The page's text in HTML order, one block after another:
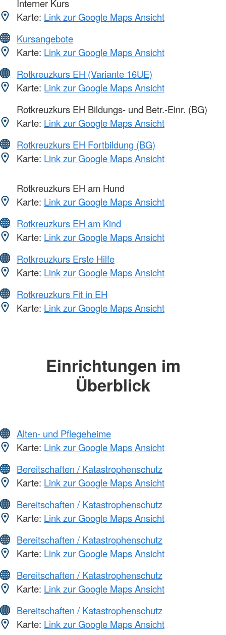
Interner Kurs
Karte: Link zur Google Maps Ansicht
Kursangebote
Karte: Link zur Google Maps Ansicht
Rotkreuzkurs EH (Variante 16UE)
Karte: Link zur Google Maps Ansicht
Rotkreuzkurs EH Bildungs- und Betr.-Einr. (BG)
Karte: Link zur Google Maps Ansicht
Rotkreuzkurs EH Fortbildung (BG)
Karte: Link zur Google Maps Ansicht
Rotkreuzkurs EH am Hund
Karte: Link zur Google Maps Ansicht
Rotkreuzkurs EH am Kind
Karte: Link zur Google Maps Ansicht
Rotkreuzkurs Erste Hilfe
Karte: Link zur Google Maps Ansicht
Rotkreuzkurs Fit in EH
Karte: Link zur Google Maps Ansicht
Einrichtungen im
Überblick
Alten- und Pflegeheime
Karte: Link zur Google Maps Ansicht
Bereitschaften / Katastrophenschutz
Karte: Link zur Google Maps Ansicht
Bereitschaften / Katastrophenschutz
Karte: Link zur Google Maps Ansicht
Bereitschaften / Katastrophenschutz
Karte: Link zur Google Maps Ansicht
Bereitschaften / Katastrophenschutz
Karte: Link zur Google Maps Ansicht
Bereitschaften / Katastrophenschutz
Karte: Link zur Google Maps Ansicht